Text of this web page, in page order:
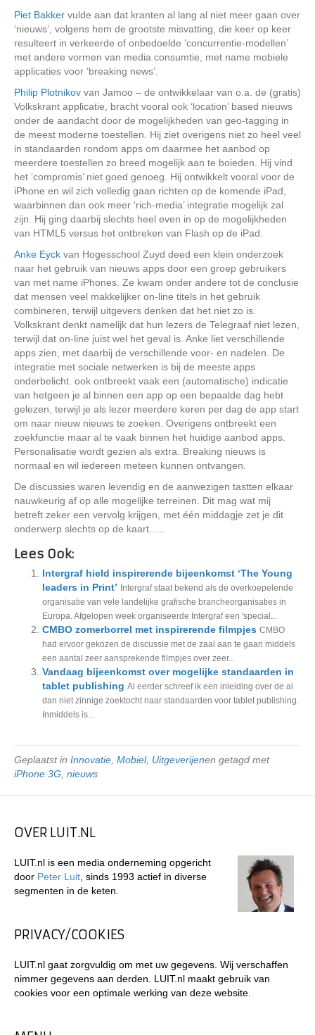
Piet Bakker vulde aan dat kranten al lang al niet meer gaan over
‘nieuws’, volgens hem de grootste misvatting, die keer op keer
resulteert in verkeerde of onbedoelde ‘concurrentie-modellen’
met andere vormen van media consumtie, met name mobiele
applicaties voor ‘breaking news’.
Philip Plotnikov van Jamoo – de ontwikkelaar van o.a. de (gratis)
Volkskrant applicatie, bracht vooral ook ‘location’ based nieuws
onder de aandacht door de mogelijkheden van geo-tagging in
de meest moderne toestellen. Hij ziet overigens niet zo heel veel
in standaarden rondom apps om daarmee het aanbod op
meerdere toestellen zo breed mogelijk aan te boieden. Hij vind
het ‘compromis’ niet goed genoeg. Hij ontwikkelt vooral voor de
iPhone en wil zich volledig gaan richten op de komende iPad,
waarbinnen dan ook meer ‘rich-media’ integratie mogelijk zal
zijn. Hij ging daarbij slechts heel even in op de mogelijkheden
van HTML5 versus het ontbreken van Flash op de iPad.
Anke Eyck van Hogesschool Zuyd deed een klein onderzoek
naar het gebruik van nieuws apps door een groep gebruikers
van met name iPhones. Ze kwam onder andere tot de conclusie
dat mensen veel makkelijker on-line titels in het gebruik
combineren, terwijl uitgevers denken dat het niet zo is.
Volkskrant denkt namelijk dat hun lezers de Telegraaf niet lezen,
terwijl dat on-line juist wel het geval is. Anke liet verschillende
apps zien, met daarbij de verschillende voor- en nadelen. De
integratie met sociale netwerken is bij de meeste apps
onderbelicht. ook ontbreekt vaak een (automatische) indicatie
van hetgeen je al binnen een app op een bepaalde dag hebt
gelezen, terwijl je als lezer meerdere keren per dag de app start
om naar nieuw nieuws te zoeken. Overigens ontbreekt een
zoekfunctie maar al te vaak binnen het huidige aanbod apps.
Personalisatie wordt gezien als extra. Breaking nieuws is
normaal en wil iedereen meteen kunnen ontvangen.
De discussies waren levendig en de aanwezigen tastten elkaar
nauwkeurig af op alle mogelijke terreinen. Dit mag wat mij
betreft zeker een vervolg krijgen, met één middagje zet je dit
onderwerp slechts op de kaart…..
Lees Ook:
Intergraf hield inspirerende bijeenkomst ‘The Young
leaders in Print’ Intergraf staat bekend als de overkoepelende
organisatie van vele landelijke grafische brancheorganisaties in
Europa. Afgelopen week organiseerde Intergraf een 'special...
CMBO zomerborrel met inspirerende filmpjes CMBO
had ervoor gekozen de discussie met de zaal aan te gaan middels
een aantal zeer aansprekende filmpjes over zeer...
Vandaag bijeenkomst over mogelijke standaarden in
tablet publishing Al eerder schreef ik een inleiding over de al
dan niet zinnige zoektocht naar standaarden voor tablet publishing.
Inmiddels is...
Geplaatst in Innovatie Mobiel, Uitgeverijenen getagd met
iPhone 3G nieuws
OVER LUIT.NL
LUIT.nl is een media onderneming opgericht
door Peter Luit , sinds 1993 actief in diverse
segmenten in de keten.
PRIVACY/COOKIES
LUIT.nl gaat zorgvuldig om met uw gegevens. Wij verschaffen
nimmer gegevens aan derden. LUIT.nl maakt gebruik van
cookies voor een optimale werking van deze website.